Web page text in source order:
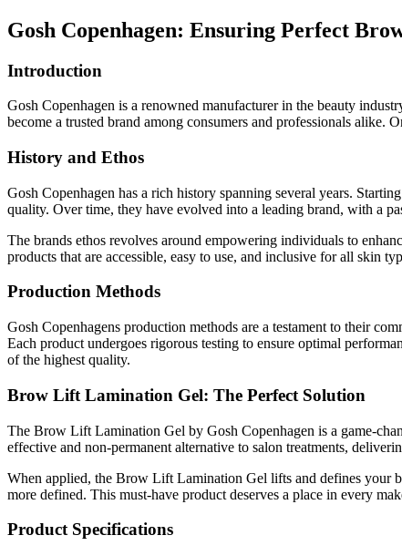
Gosh Copenhagen: Ensuring Perfect
Introduction
Gosh Copenhagen is a renowned manufacturer in the beauty
become a trusted brand among consumers and professionals
History and Ethos
Gosh Copenhagen has a rich history spanning several years.
quality. Over time, they have evolved into a leading brand, with a
The brands ethos revolves around empowering individuals to
products that are accessible, easy to use, and inclusive for all skin
Production Methods
Gosh Copenhagens production methods are a testament to their
Each product undergoes rigorous testing to ensure optimal
of the highest quality.
Brow Lift Lamination Gel: The Perfect Solution
The Brow Lift Lamination Gel by Gosh Copenhagen is a game-
effective and non-permanent alternative to salon treatments,
When applied, the Brow Lift Lamination Gel lifts and defines your
more defined. This must-have product deserves a place in every
Product Specifications